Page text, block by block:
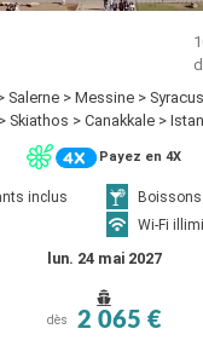
Salerne > Messine >
Skiathos > Canakkale >
Payez en 4X
inclus
Wi-Fi
lun. 24 mai 2027
dès 2 065 €